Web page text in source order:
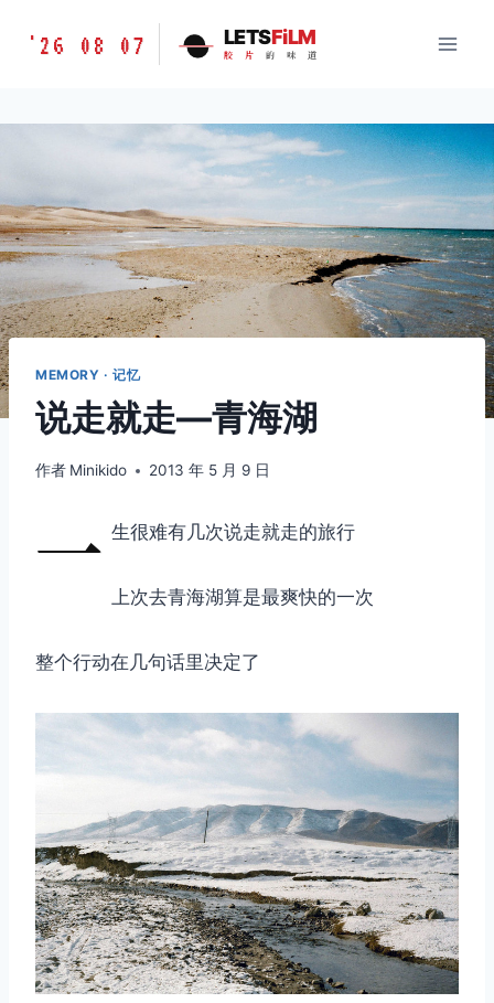
胶
味
'26 08 07 LETSFiLM
胶 片 的 味 道
MEMORY · 记忆
说走就走—青海湖
作者 Minikido 2013 年 5 月 9 日
一 生很难有几次说走就走的旅行
上次去青海湖算是最爽快的一次
整个行动在几句话里决定了